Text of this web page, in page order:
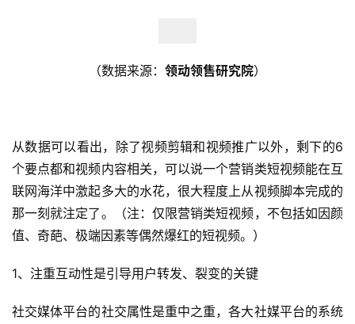
（数据来源： 领动领售研究院）
从数据可以看出，除了视频剪辑和视频推广以外，剩下的6
个要点都和视频内容相关，可以说一个营销类短视频能在互
联网海洋中激起多大的水花，很大程度上从视频脚本完成的
那一刻就注定了。（注：仅限营销类短视频，不包括如因颜
值、奇葩、极端因素等偶然爆红的短视频。）
1、 注重互动性是引导用户转发、裂变的关键
社交媒体平台的社交属性是重中之重，各大社媒平台的系统